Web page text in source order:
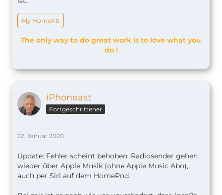
My HomeKit
The only way to do great work is to love what you
do !
iPhoneast
Fortgeschrittener
22. Januar 2020
Update: Fehler scheint behoben. Radiosender gehen
wieder über Apple Musik (ohne Apple Music Abo),
auch per Siri auf dem HomePod.